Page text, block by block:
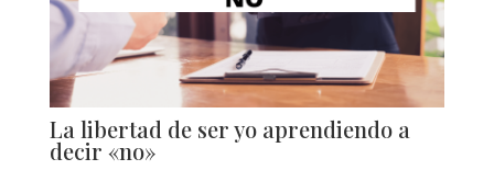
La libertad de ser yo aprendiendo a
decir «no»